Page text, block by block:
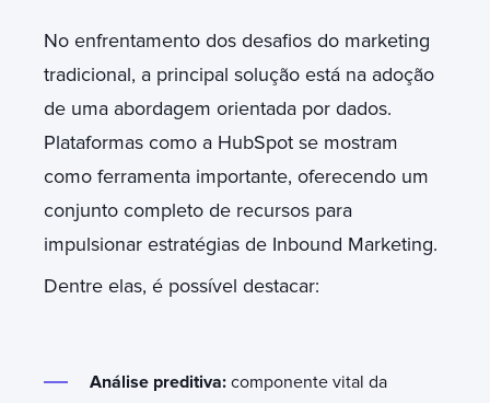
No enfrentamento dos desafios do marketing
tradicional, a principal solução está na adoção
de uma abordagem orientada por dados.
Plataformas como a HubSpot se mostram
como ferramenta importante, oferecendo um
conjunto completo de recursos para
impulsionar estratégias de Inbound Marketing.
Dentre elas, é possível destacar:
Análise preditiva: componente vital da